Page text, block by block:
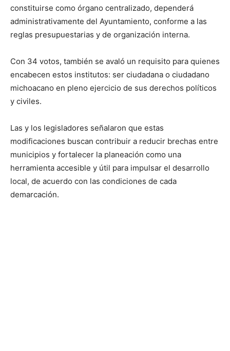
constituirse como órgano centralizado, dependerá
administrativamente del Ayuntamiento, conforme a las
reglas presupuestarias y de organización interna.
Con 34 votos, también se avaló un requisito para quienes
encabecen estos institutos: ser ciudadana o ciudadano
michoacano en pleno ejercicio de sus derechos políticos
y civiles.
Las y los legisladores señalaron que estas
modificaciones buscan contribuir a reducir brechas entre
municipios y fortalecer la planeación como una
herramienta accesible y útil para impulsar el desarrollo
local, de acuerdo con las condiciones de cada
demarcación.